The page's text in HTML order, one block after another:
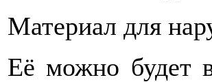
Материал для
Её можно будет